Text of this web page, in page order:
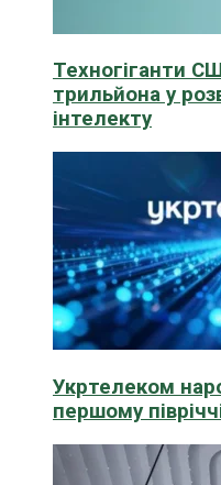
Техногіганти
трильйона у
інтелекту
Укртелеком
першому